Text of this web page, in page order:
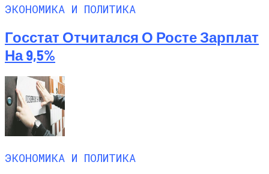
ЭКОНОМИКА И ПОЛИТИКА
Госстат Отчитался О Росте Зарплат
На 9,5%
ЭКОНОМИКА И ПОЛИТИКА